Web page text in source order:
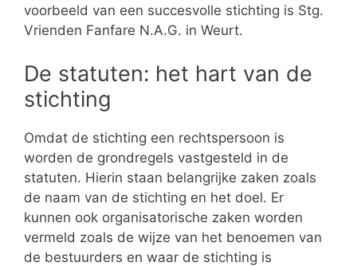
voorbeeld van een succesvolle stichting is Stg.
Vrienden Fanfare N.A.G. in Weurt.
De statuten: het hart van de
stichting
Omdat de stichting een rechtspersoon is
worden de grondregels vastgesteld in de
statuten. Hierin staan belangrijke zaken zoals
de naam van de stichting en het doel. Er
kunnen ook organisatorische zaken worden
vermeld zoals de wijze van het benoemen van
de bestuurders en waar de stichting is